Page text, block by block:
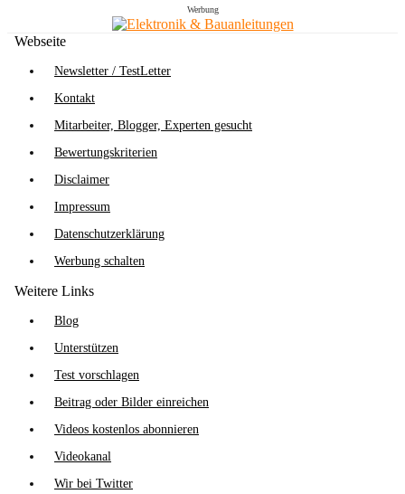
Werbung
Webseite
Newsletter / TestLetter
Kontakt
Mitarbeiter, Blogger, Experten gesucht
Bewertungskriterien
Disclaimer
Impressum
Datenschutzerklärung
Werbung schalten
Weitere Links
Blog
Unterstützen
Test vorschlagen
Beitrag oder Bilder einreichen
Videos kostenlos abonnieren
Videokanal
Wir bei Twitter